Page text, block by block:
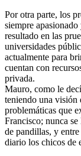
Por otra parte, los
siempre
resultado en las
universidades
actualmente para
cuentan con
privada.
Mauro, como le
teniendo una visión
problemáticas que
Francisco; nunca
de pandillas, y
diario los chicos de